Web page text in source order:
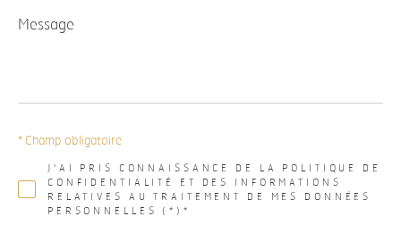
Message
*
J'AI PRIS CONNAISSANCE DE LA POLITIQUE DE
CONFIDENTIALITÉ ET DES INFORMATIONS
RELATIVES AU TRAITEMENT DE MES DONNÉES
PERSONNELLES (*)*
* Champ obligatoire